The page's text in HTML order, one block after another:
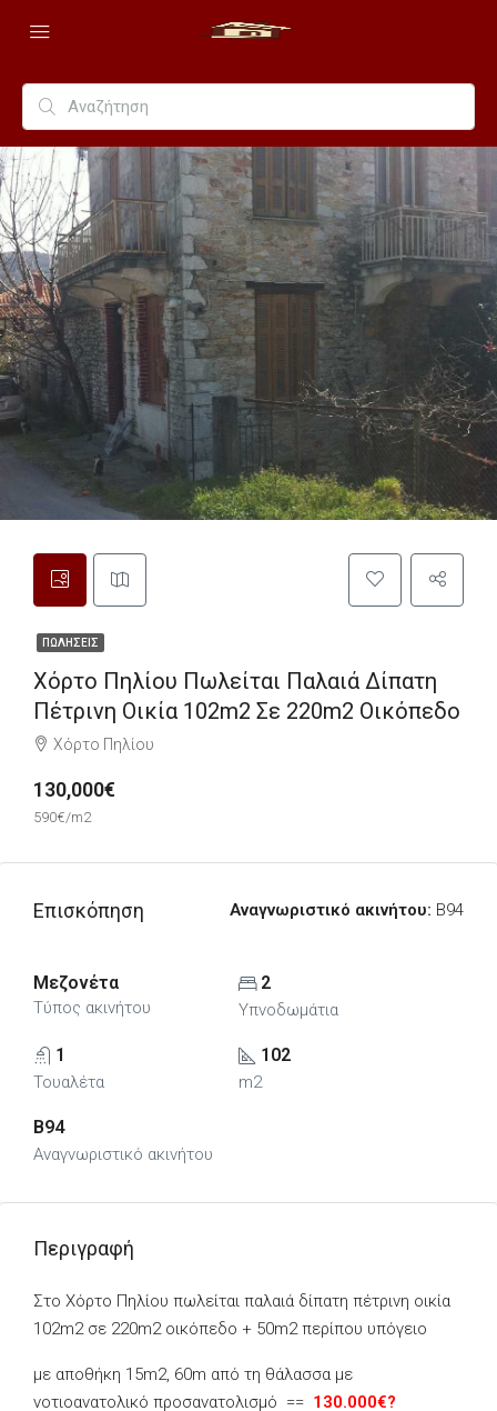
ΠΩΛΉΣΕΙΣ
Χόρτο Πηλίου Πωλείται Παλαιά Δίπατη
Πέτρινη Οικία 102m2 Σε 220m2 Οικόπεδο
Χόρτο Πηλίου
130,000€
590€/m2
Επισκόπηση Αναγνωριστικό ακινήτου: B94
Μεζονέτα
Τύπος ακινήτου
2
Υπνοδωμάτια
1
Τουαλέτα
102
m2
B94
Αναγνωριστικό ακινήτου
Περιγραφή
Στο Χόρτο Πηλίου πωλείται παλαιά δίπατη πέτρινη οικία
102m2 σε 220m2 οικόπεδο + 50m2 περίπου υπόγειο
με αποθήκη 15m2, 60m από τη θάλασσα με
νοτιοανατολικό προσανατολισμό == 130.000€?